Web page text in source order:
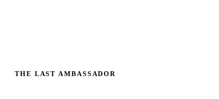
THE LAST AMBASSADOR